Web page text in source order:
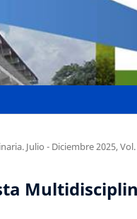
Julio - Diciembre 2025, Vol.